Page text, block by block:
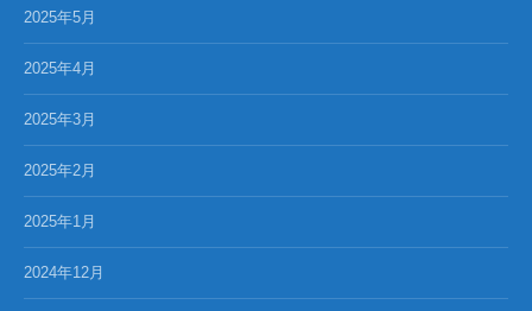
2025年5月
2025年4月
2025年3月
2025年2月
2025年1月
2024年12月